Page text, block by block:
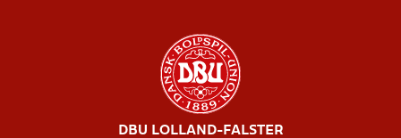
DBU LOLLAND-FALSTER